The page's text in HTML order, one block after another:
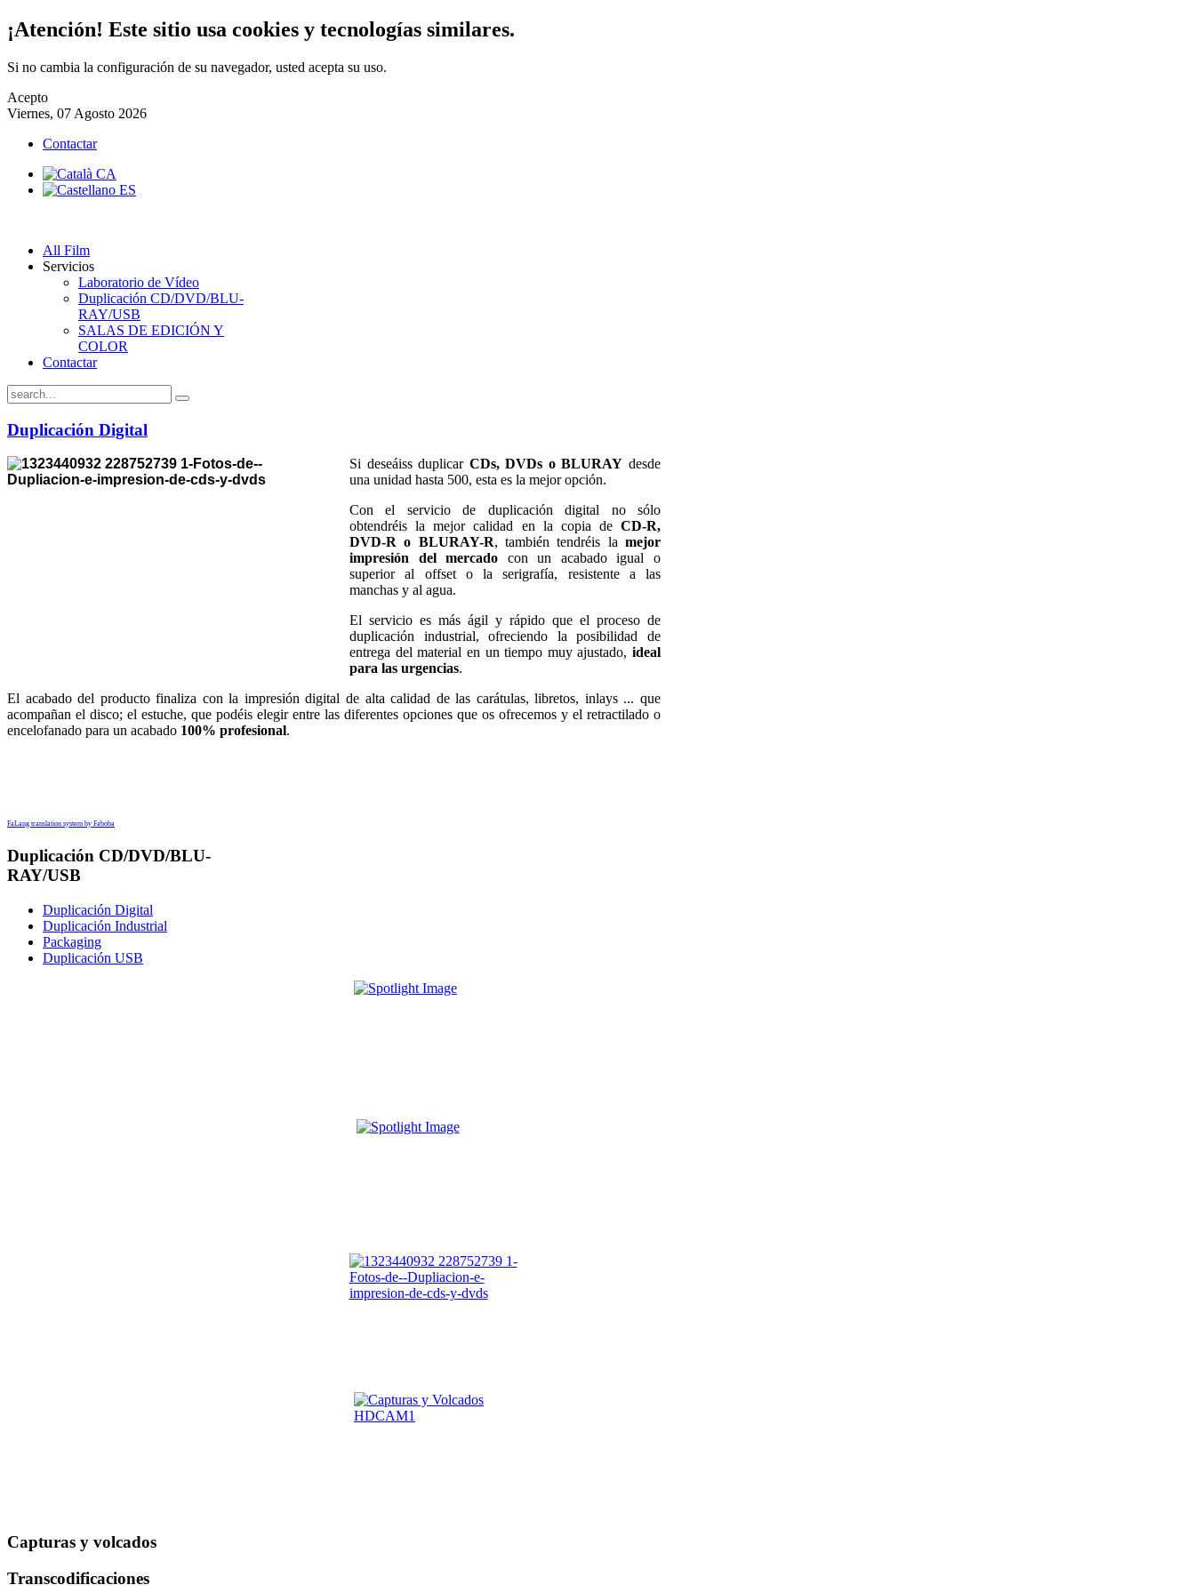
¡Atención! Este sitio usa cookies y tecnologías similares.
Si no cambia la configuración de su navegador, usted acepta su uso.
Acepto
Viernes, 07 Agosto 2026
Contactar
All Film
Servicios
Laboratorio de Vídeo
Duplicación CD/DVD/BLU-
RAY/USB
SALAS DE EDICIÓN Y
COLOR
Contactar
Duplicación Digital
Si deseáiss duplicar CDs, DVDs o BLURAY desde
una unidad hasta 500, esta es la mejor opción.
Con el servicio de duplicación digital no sólo
obtendréis la mejor calidad en la copia de CD-R,
DVD-R o BLURAY-R, también tendréis lamejor
impresión del mercado con un acabado igual o
superior al offset o la serigrafía, resistente a las
manchas y al agua.
El servicio es más ágil y rápido que el proceso de
duplicación industrial, ofreciendo la posibilidad de
entrega del material en un tiempo muy ajustado, ideal
para las urgencias.
El acabado del producto finaliza con la impresión digital de alta calidad de las carátulas, libretos, inlays ... que
acompañan el disco; el estuche, que podéis elegir entre las diferentes opciones que os ofrecemos y el retractilado o
encelofanado para un acabado 100% profesional.
FaLang translation system by Faboba
Duplicación CD/DVD/BLU-
RAY/USB
Duplicación Digital
Duplicación Industrial
Packaging
Duplicación USB
Capturas y volcados
Transcodificaciones